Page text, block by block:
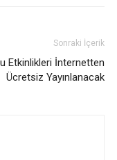
Sonraki İçerik
Etkinlikleri İnternetten
Ücretsiz Yayınlanacak